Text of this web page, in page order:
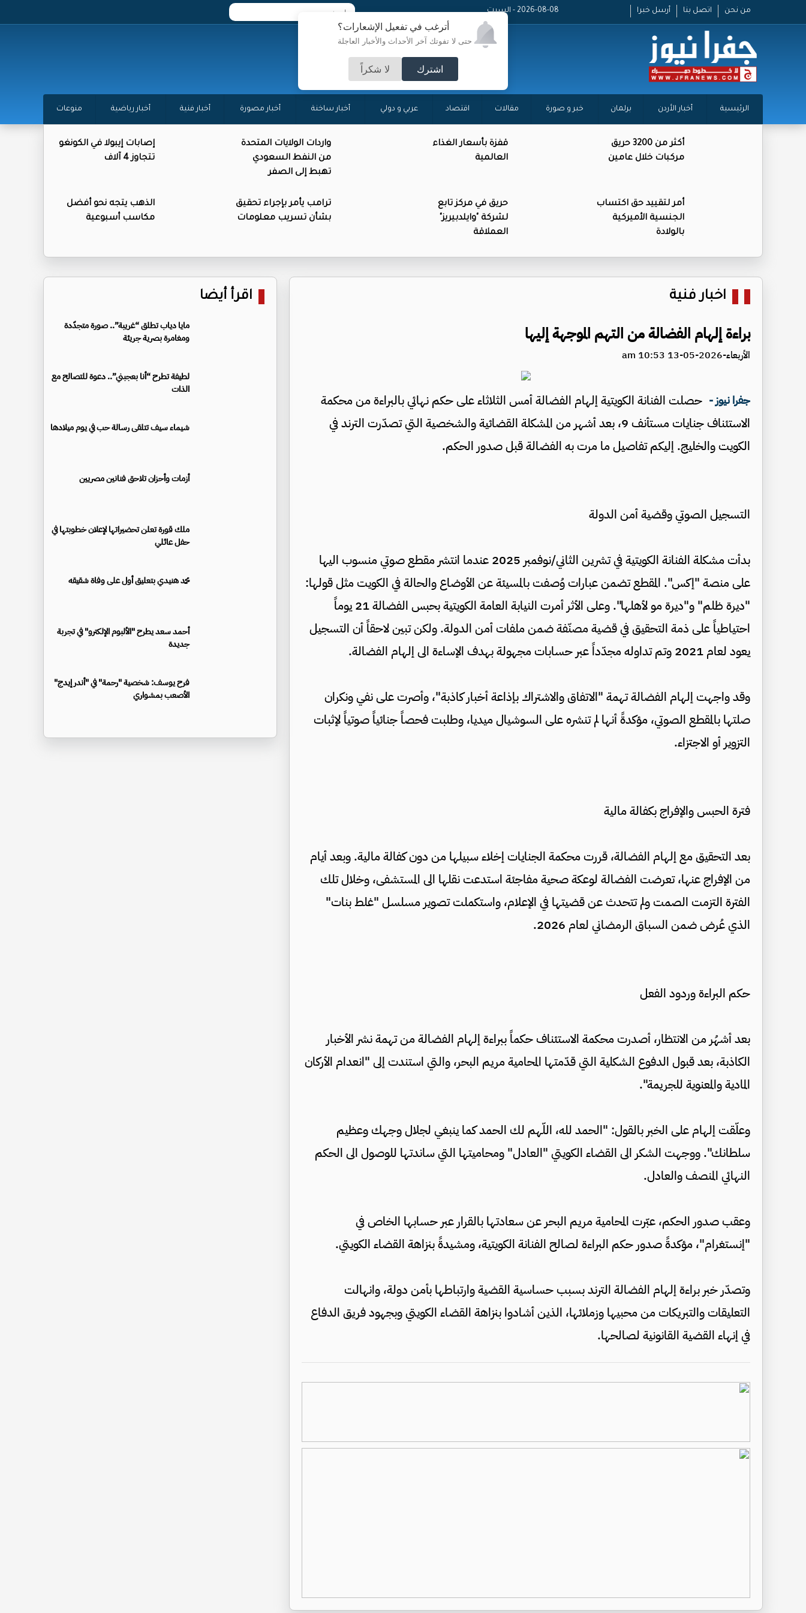
أترغب في تفعيل الإشعارات؟
حتى لا تفوتك آخر الأحداث والأخبار العاجلة
اشترك لا شكراً
من نحن اتصل بنا أرسل خبرا 2026-08-08 - السبت
الرئيسية أخبار الأردن برلمان خبر و صورة مقالات اقتصاد عربي و دولي أخبار ساخنة أخبار مصورة أخبار فنية أخبار رياضية منوعات
أكثر من 3200 حريق
مركبات خلال عامين
قفزة بأسعار الغذاء
العالمية
واردات الولايات المتحدة
من النفط السعودي
تهبط إلى الصفر
إصابات إيبولا في الكونغو
تتجاوز 4 آلاف
أمر لتقييد حق اكتساب
الجنسية الأميركية
بالولادة
حريق في مركز تابع
لشركة "وايلدبيريز"
العملاقة
ترامب يأمر بإجراء تحقيق
بشأن تسريب معلومات
الذهب يتجه نحو أفضل
مكاسب أسبوعية
اخبار فنية
براءة إلهام الفضالة من التهم الموجهة إليها
الأربعاء-2026-05-13 10:53 am
جفرا نيوز - حصلت الفنانة الكويتية إلهام الفضالة أمس الثلاثاء على حكم نهائي بالبراءة من محكمة
الاستئناف جنايات مستأنف 9، بعد أشهر من المشكلة القضائية والشخصية التي تصدّرت الترند في
الكويت والخليج. إليكم تفاصيل ما مرت به الفضالة قبل صدور الحكم.
التسجيل الصوتي وقضية أمن الدولة
بدأت مشكلة الفنانة الكويتية في تشرين الثاني/نوفمبر 2025 عندما انتشر مقطع صوتي منسوب اليها
على منصة "إكس". المقطع تضمن عبارات وُصفت بالمسيئة عن الأوضاع والحالة في الكويت مثل قولها:
"ديرة ظلم" و"ديرة مو لأهلها". وعلى الأثر أمرت النيابة العامة الكويتية بحبس الفضالة 21 يوماً
احتياطياً على ذمة التحقيق في قضية مصنّفة ضمن ملفات أمن الدولة. ولكن تبين لاحقاً أن التسجيل
يعود لعام 2021 وتم تداوله مجدّداً عبر حسابات مجهولة بهدف الإساءة الى إلهام الفضالة.
وقد واجهت إلهام الفضالة تهمة "الاتفاق والاشتراك بإذاعة أخبار كاذبة"، وأصرت على نفي ونكران
صلتها بالمقطع الصوتي، مؤكدةً أنها لم تنشره على السوشيال ميديا، وطلبت فحصاً جنائياً صوتياً لإثبات
التزوير أو الاجتزاء.
فترة الحبس والإفراج بكفالة مالية
بعد التحقيق مع إلهام الفضالة، قررت محكمة الجنايات إخلاء سبيلها من دون كفالة مالية. وبعد أيام
من الإفراج عنها، تعرضت الفضالة لوعكة صحية مفاجئة استدعت نقلها الى المستشفى، وخلال تلك
الفترة التزمت الصمت ولم تتحدث عن قضيتها في الإعلام، واستكملت تصوير مسلسل "غلط بنات"
الذي عُرض ضمن السباق الرمضاني لعام 2026.
حكم البراءة وردود الفعل
بعد أشهُر من الانتظار، أصدرت محكمة الاستئناف حكماً ببراءة إلهام الفضالة من تهمة نشر الأخبار
الكاذبة، بعد قبول الدفوع الشكلية التي قدّمتها المحامية مريم البحر، والتي استندت إلى "انعدام الأركان
المادية والمعنوية للجريمة".
وعلّقت إلهام على الخبر بالقول: "الحمد لله، اللّهم لك الحمد كما ينبغي لجلال وجهك وعظيم
سلطانك". ووجهت الشكر الى القضاء الكويتي "العادل" ومحاميتها التي ساندتها للوصول الى الحكم
النهائي المنصف والعادل.
وعقب صدور الحكم، عبّرت المحامية مريم البحر عن سعادتها بالقرار عبر حسابها الخاص في
"إنستغرام"، مؤكدةً صدور حكم البراءة لصالح الفنانة الكويتية، ومشيدةً بنزاهة القضاء الكويتي.
وتصدّر خبر براءة إلهام الفضالة الترند بسبب حساسية القضية وارتباطها بأمن دولة، وانهالت
التعليقات والتبريكات من محبيها وزملائها، الذين أشادوا بنزاهة القضاء الكويتي وبجهود فريق الدفاع
في إنهاء القضية القانونية لصالحها.
اقرأ أيضا
مايا دياب تطلق “غريبة”.. صورة متجدّدة
ومغامرة بصرية جريئة
لطيفة تطرح “أنا بعجبني”.. دعوة للتصالح مع
الذات
شيماء سيف تتلقى رسالة حب في يوم ميلادها
أزمات وأحزان تلاحق فنانين مصريين
ملك قورة تعلن تحضيراتها لإعلان خطوبتها في
حفل عائلي
محمد هنيدي بتعليق أول على وفاة شقيقه
أحمد سعد يطرح "الألبوم الإلكترو" في تجربة
جديدة
فرح يوسف: شخصية "رحمة" في "أندر إيدج"
الأصعب بمشواري